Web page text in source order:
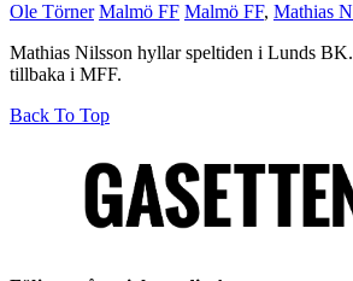
Ole Törner Malmö FF Malmö FF, Mathias
Mathias Nilsson hyllar speltiden i Lunds
tillbaka i MFF.
Back To Top